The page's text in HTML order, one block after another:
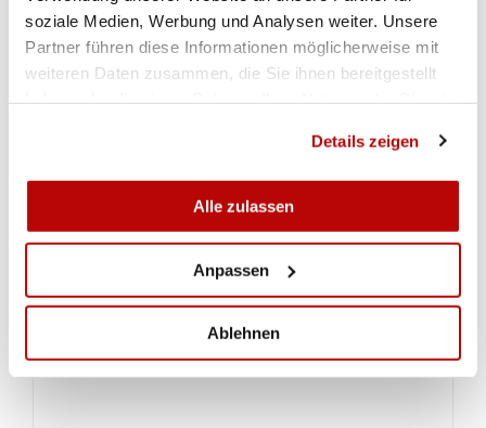
soziale Medien, Werbung und Analysen weiter. Unsere
Partner führen diese Informationen möglicherweise mit
weiteren Daten zusammen, die Sie ihnen bereitgestellt
Details zeigen
Alle zulassen
Anpassen
Ablehnen
SPONSORS INDIVIDUELS
Bergbahnen Disentis
Capapie